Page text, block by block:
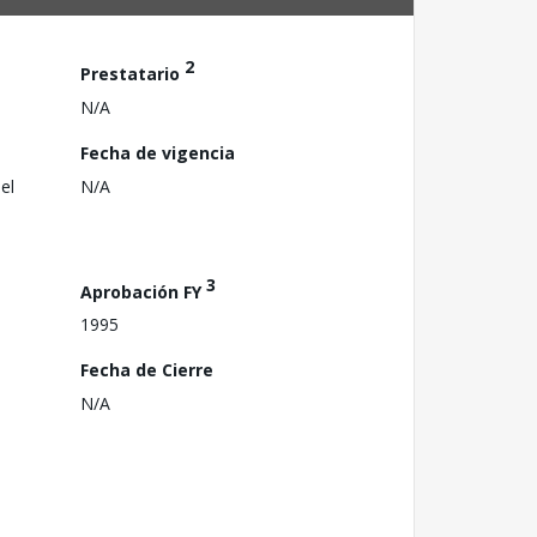
Prestatario 2
N/A
Fecha de vigencia
N/A
Aprobación FY3
1995
Fecha de Cierre
N/A